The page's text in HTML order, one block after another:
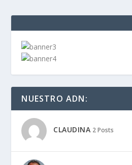
NUESTRO ADN:
CLAUDINA 2 Posts